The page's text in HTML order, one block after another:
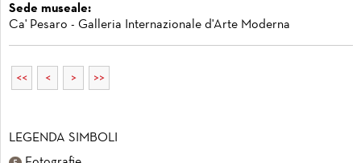
Sede museale:
Ca' Pesaro - Galleria Internazionale d'Arte Moderna
<< < > >>
LEGENDA SIMBOLI